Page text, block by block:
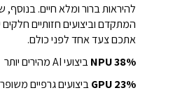
אתכם צעד אחד לפני כולם.
NPU38%
ביצועי AI מהירים יותר
GPU23%
ביצועים גרפיים